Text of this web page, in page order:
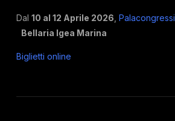
Dal 10 al 12 Aprile 2026 Palacongressi
Bellaria Igea Marina
Biglietti online